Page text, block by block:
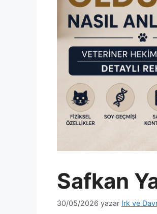
Safkan
30/05/2026 yazar Irk ve